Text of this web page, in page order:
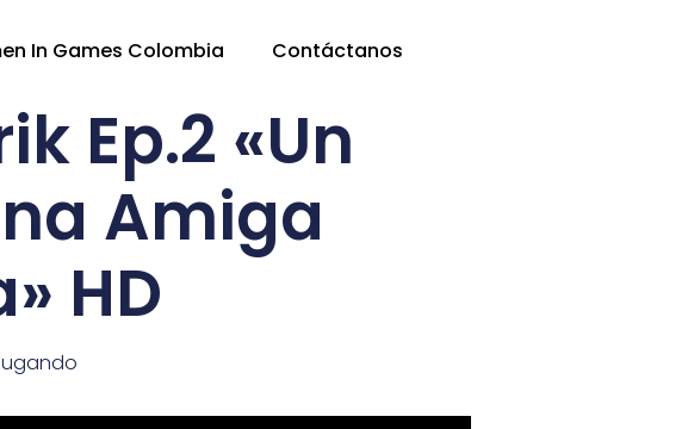
In Games Colombia Contáctanos
Ep.2 «Un
Amiga
HD